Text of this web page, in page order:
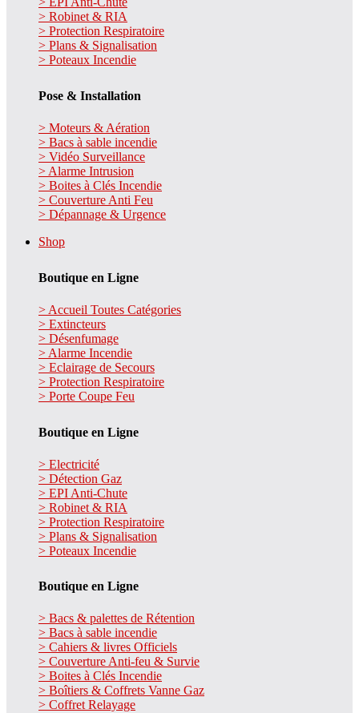
> Robinet & RIA
> Protection Respiratoire
> Plans & Signalisation
> Poteaux Incendie
Pose & Installation
> Moteurs & Aération
> Bacs à sable incendie
> Vidéo Surveillance
> Alarme Intrusion
> Boites à Clés Incendie
> Couverture Anti Feu
> Dépannage & Urgence
Shop
Boutique en Ligne
> Accueil Toutes Catégories
> Extincteurs
> Désenfumage
> Alarme Incendie
> Eclairage de Secours
> Protection Respiratoire
> Porte Coupe Feu
Boutique en Ligne
> Electricité
> Détection Gaz
> EPI Anti-Chute
> Robinet & RIA
> Protection Respiratoire
> Plans & Signalisation
> Poteaux Incendie
Boutique en Ligne
> Bacs & palettes de Rétention
> Bacs à sable incendie
> Cahiers & livres Officiels
> Couverture Anti-feu & Survie
> Boites à Clés Incendie
> Boîtiers & Coffrets Vanne Gaz
> Coffret Relayage